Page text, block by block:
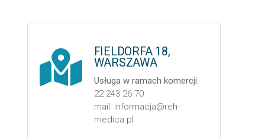
FIELDORFA 18,
WARSZAWA
Usługa w ramach komercji:
22 243 26 70
mail: informacja@reh-
medica.pl